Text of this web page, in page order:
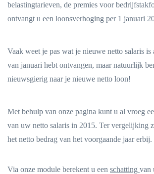
belastingtarieven, de premies voor
ontvangt u een loonsverhoging per 1 januari
Vaak weet je pas wat je nieuwe netto salaris
van januari hebt ontvangen, maar natuurlijk
nieuwsgierig naar je nieuwe netto loon!
Met behulp van onze pagina kunt u al vroeg
van uw netto salaris in 2015. Ter vergelijking
het netto bedrag van het voorgaande jaar erbij.
Via onze module berekent u een schatting van